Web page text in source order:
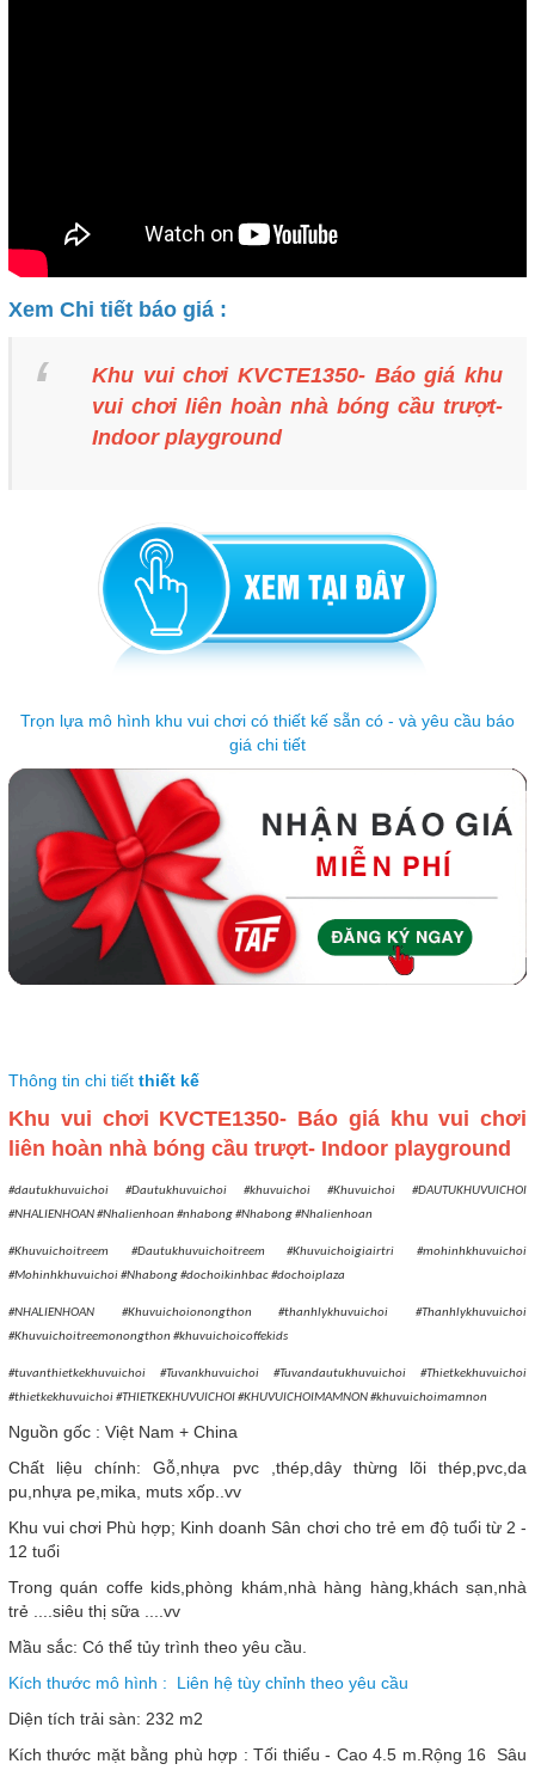
Xem Chi tiết báo giá :
Khu vui chơi KVCTE1350- Báo giá khu
vui chơi liên hoàn nhà bóng cầu trượt-
Indoor playground
Trọn lựa mô hình khu vui chơi có thiết kế sẵn có - và yêu cầu báo
giá chi tiết
Thông tin chi tiết thiết kế
Khu vui chơi KVCTE1350- Báo giá khu vui chơi
liên hoàn nhà bóng cầu trượt- Indoor playground
#dautukhuvuichoi #Dautukhuvuichoi #khuvuichoi #Khuvuichoi #DAUTUKHUVUICHOI
#NHALIENHOAN #Nhalienhoan #nhabong #Nhabong #Nhalienhoan
#Khuvuichoitreem #Dautukhuvuichoitreem #Khuvuichoigiairtri #mohinhkhuvuichoi
#Mohinhkhuvuichoi #Nhabong #dochoikinhbac #dochoiplaza
#NHALIENHOAN #Khuvuichoionongthon #thanhlykhuvuichoi #Thanhlykhuvuichoi
#Khuvuichoitreemonongthon #khuvuichoicoffekids
#tuvanthietkekhuvuichoi #Tuvankhuvuichoi #Tuvandautukhuvuichoi #Thietkekhuvuichoi
#thietkekhuvuichoi #THIETKEKHUVUICHOI #KHUVUICHOIMAMNON #khuvuichoimamnon
Nguồn gốc : Việt Nam + China
Chất liệu chính: Gỗ,nhựa pvc ,thép,dây thừng lõi thép,pvc,da
pu,nhựa pe,mika, muts xốp..vv
Khu vui chơi Phù hợp; Kinh doanh Sân chơi cho trẻ em độ tuổi từ 2 -
12 tuổi
Trong quán coffe kids,phòng khám,nhà hàng hàng,khách sạn,nhà
trẻ ....siêu thị sữa ....vv
Mầu sắc: Có thể tủy trình theo yêu cầu.
Kích thước mô hình : Liên hệ tùy chỉnh theo yêu cầu
Diện tích trải sàn: 232 m2
Kích thước mặt bằng phù hợp : Tối thiểu - Cao 4.5 m.Rộng 16 Sâu